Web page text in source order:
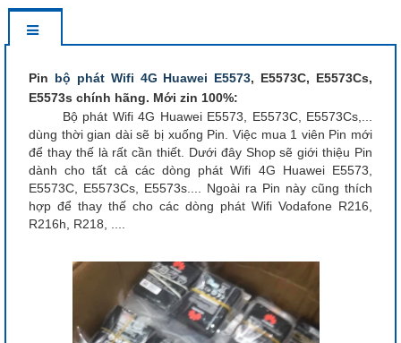
Pin bộ phát Wifi 4G Huawei E5573, E5573C, E5573Cs,
E5573s chính hãng. Mới zin 100%:
Bộ phát Wifi 4G Huawei E5573, E5573C, E5573Cs,...
dùng thời gian dài sẽ bị xuống Pin. Việc mua 1 viên Pin mới
để thay thế là rất cần thiết. Dưới đây Shop sẽ giới thiệu Pin
dành cho tất cả các dòng phát Wifi 4G Huawei E5573,
E5573C, E5573Cs, E5573s.... Ngoài ra Pin này cũng thích
hợp để thay thế cho các dòng phát Wifi Vodafone R216,
R216h, R218, ....